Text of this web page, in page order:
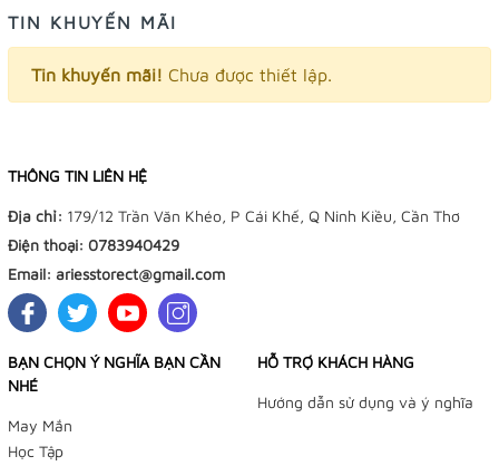
TIN KHUYẾN MÃI
Tin khuyến mãi! Chưa được thiết lập.
THÔNG TIN LIÊN HỆ
Địa chỉ: 179/12 Trần Văn Khéo, P Cái Khế, Q Ninh Kiều, Cần Thơ
Điện thoại: 0783940429
Email: ariesstorect@gmail.com
BẠN CHỌN Ý NGHĨA BẠN CẦN
NHÉ
May Mắn
Học Tập
HỖ TRỢ KHÁCH HÀNG
Hướng dẫn sử dụng và ý nghĩa